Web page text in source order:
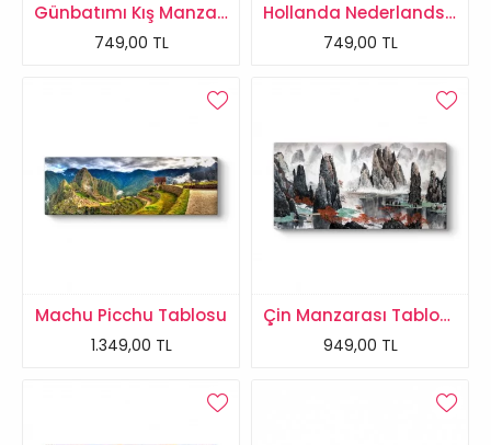
Günbatımı Kış Manzarası
749,00 TL
Hollanda Nederlands Çiçek Tarlası Tablosu
749,00 TL
Machu Picchu Tablosu
1.349,00 TL
Çin Manzarası Tablosu
949,00 TL